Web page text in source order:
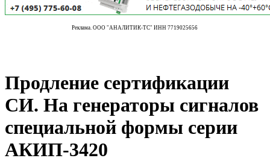
Реклама. ООО "АНАЛИТИК-ТС" ИНН 7719025656
Продление сертификации
СИ. На генераторы сигналов
специальной формы серии
АКИП-3420